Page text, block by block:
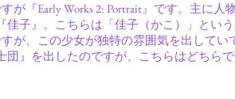
『Early Works 2: Portrait』です。主に人
佳子』。こちらは「佳子（かこ）」とい
が、この少女が独特の雰囲気を出してい
』を出したのですが、こちらはどちら